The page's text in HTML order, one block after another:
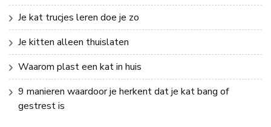
Je kat trucjes leren doe je zo
Je kitten alleen thuislaten
Waarom plast een kat in huis
9 manieren waardoor je herkent dat je kat bang of
gestrest is